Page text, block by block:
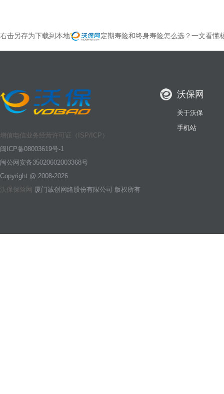
右击另存为下载到本地 定期寿险和终身寿险怎么选？一文看懂
增值电信业务经营许可证（ISP/ICP）
闽ICP备08003619号-1
闽公网安备35020602003368号
Copyright @ 2008-2026
沃保保险网 厦门诚创网络股份有限公司 版权所有
沃保网
关于沃保
手机站